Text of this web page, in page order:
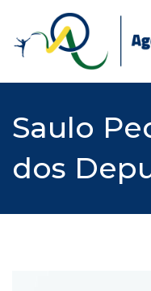
content
Saulo
dos